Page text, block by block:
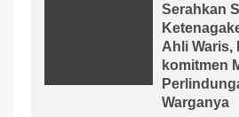
Serahkan
Ahli Waris,
komitmen
Warganya